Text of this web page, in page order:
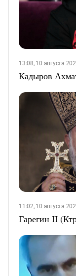
13:08, 10 августа
Кадыров
11:02, 10 августа
Гарегин II